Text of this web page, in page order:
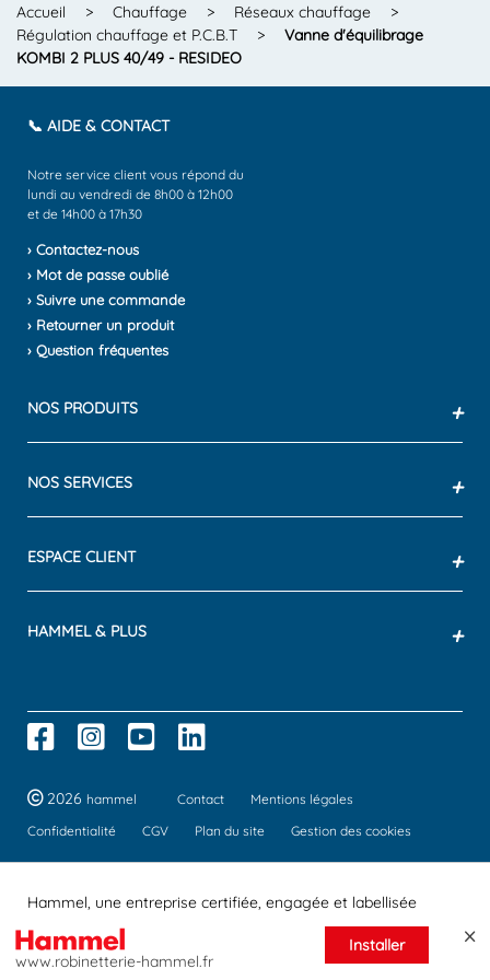
Accueil > Chauffage > Réseaux chauffage
>
Régulation chauffage et P.C.B.T
>
Vanne d'équilibrage
KOMBI 2 PLUS 40/49 - RESIDEO
📞 AIDE & CONTACT
Notre service client vous répond du
lundi au vendredi de 8h00 à 12h00
et de 14h00 à 17h30
› Contactez-nous
› Mot de passe oublié
› Suivre une commande
› Retourner un produit
› Question fréquentes
NOS PRODUITS +
NOS SERVICES +
ESPACE CLIENT +
HAMMEL & PLUS +
2026 hammel Contact
Mentions légales
Confidentialité
CGV Plan du site Gestion des cookies
Hammel, une entreprise certifiée, engagée et labellisée
Installer
www.robinetterie-hammel.fr